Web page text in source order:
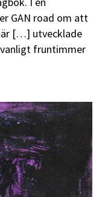
GAN road om att
[…] utvecklade
fruntimmer